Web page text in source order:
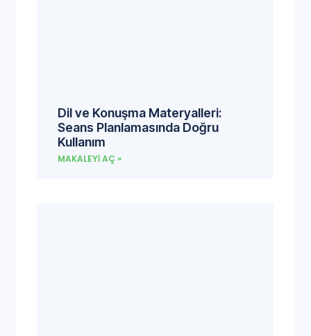
Dil ve Konuşma Materyalleri:
Seans Planlamasında Doğru
Kullanım
MAKALEYI AÇ »